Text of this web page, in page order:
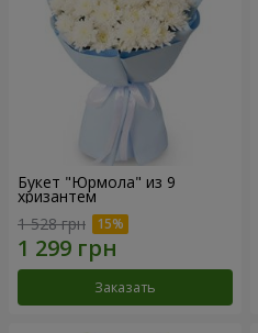
Букет "Юрмола" из 9
хризантем
1 528 грн
Заказать